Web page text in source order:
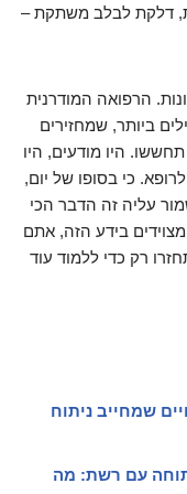
דלקת לבלב משתקת –
הרפואה המודרנית
ביותר, שמחזירים
היו מודעים, היו
כי בסופו של יום,
עליה זה הדבר הכי
בידע הזה, אתם
רק כדי ללמוד עוד
שמחייב ניתוח
עם רשת: מה